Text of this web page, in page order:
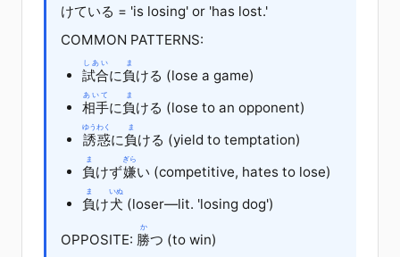
けている = 'is losing' or 'has lost.'
COMMON PATTERNS:
試合
しあい
に負
ま
ける (lose a game)
相手
あいて
に負
ま
ける (lose to an opponent)
誘惑
ゆうわく
に負
ま
ける (yield to temptation)
負
ま
けず嫌
ぎら
い (competitive, hates to lose)
負
ま
け犬
いぬ
(loser—lit. 'losing dog')
OPPOSITE: 勝
か
つ (to win)